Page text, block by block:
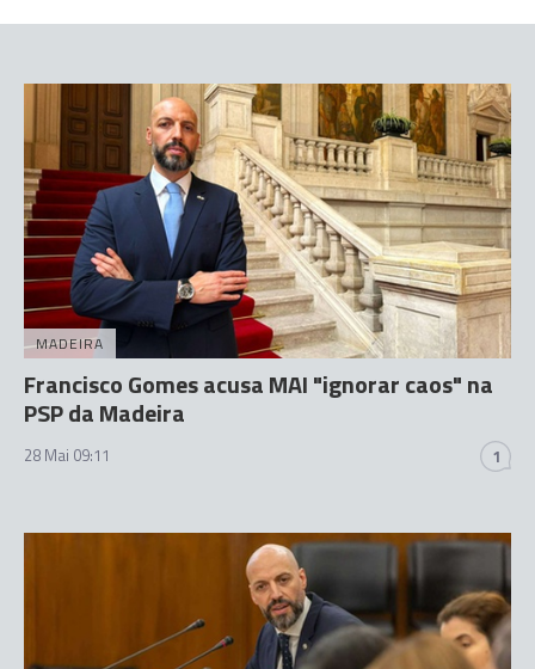
MADEIRA
Francisco Gomes acusa MAI "ignorar caos" na
PSP da Madeira
28 Mai 09:11 1